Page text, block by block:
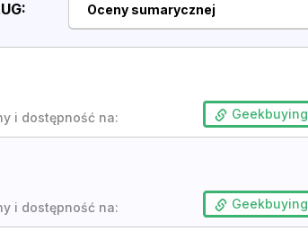
: Oceny sumarycznej
i dostępność na: Geekbuying
i dostępność na: Geekbuying